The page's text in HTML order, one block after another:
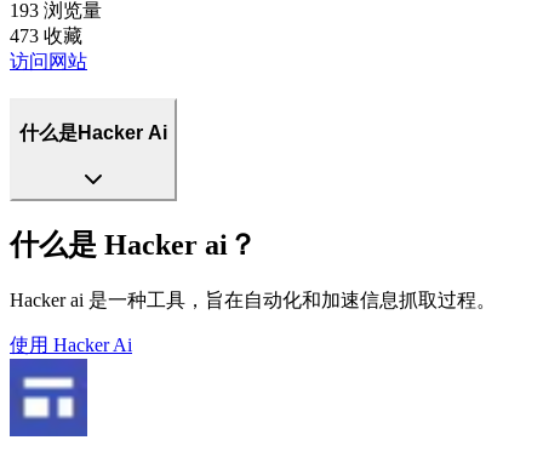
193 浏览量
473 收藏
访问网站
什么是Hacker Ai
什么是 Hacker ai？
Hacker ai 是一种工具，旨在自动化和加速信息抓取过程。
使用 Hacker Ai